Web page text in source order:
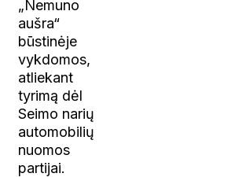
„Nemuno
aušra“
būstinėje
vykdomos,
atliekant
tyrimą dėl
Seimo narių
automobilių
nuomos
partijai.